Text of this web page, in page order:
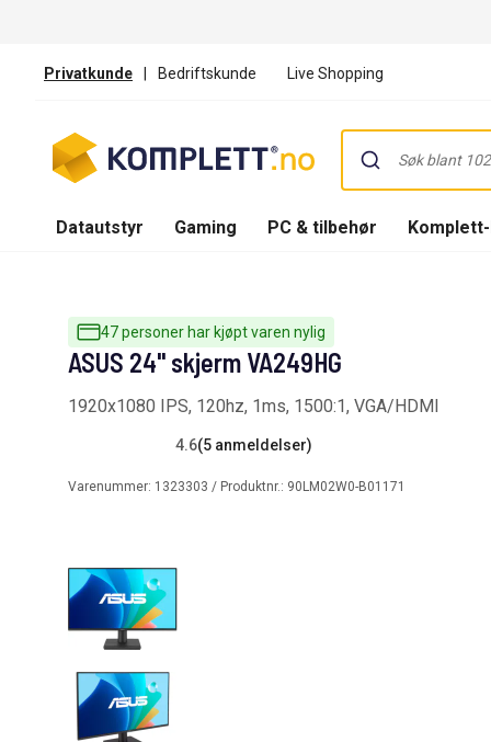
Privatkunde | Bedriftskunde Live Shopping
Datautstyr Gaming PC & tilbehør
47 personer har kjøpt varen nylig
ASUS 24" skjerm VA249HG
1920x1080 IPS, 120hz, 1ms, 1500:1, VGA/HDMI
4.6(5 anmeldelser)
Varenummer: 1323303 / Produktnr.: 90LM02W0-B01171